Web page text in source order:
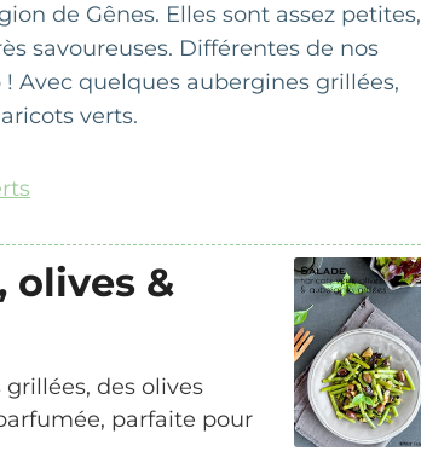
de Gênes. Elles sont assez petites,
savoureuses. Différentes de nos
Avec quelques aubergines grillées,
verts.
olives &
des olives
parfaite pour